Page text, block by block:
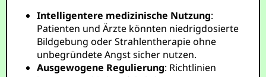
Intelligentere medizinische Nutzung:
Patienten und Ärzte könnten niedrigdosierte
Bildgebung oder Strahlentherapie ohne
unbegründete Angst sicher nutzen.
Ausgewogene Regulierung: Richtlinien